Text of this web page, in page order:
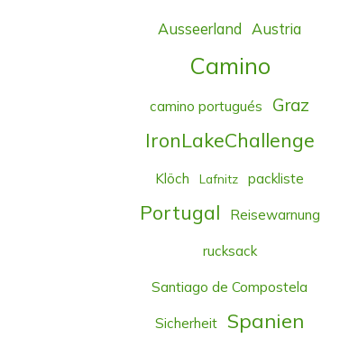
Ausseerland Austria
Camino
camino portugués Graz
IronLakeChallenge
Klöch Lafnitz packliste
Portugal Reisewarnung
rucksack
Santiago de Compostela
Sicherheit Spanien